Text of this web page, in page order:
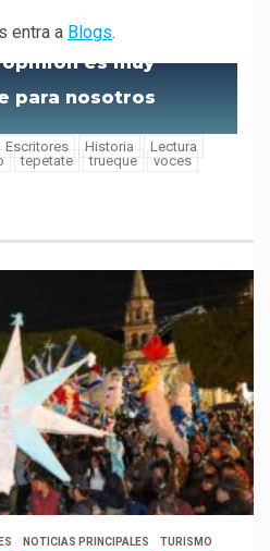
entra a Blogs.
es muy
para nosotros
Escritores Historia
Lectura
tepetate trueque voces
NOTICIAS PRINCIPALES TURISMO